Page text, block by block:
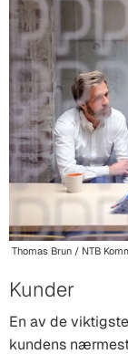
Thomas Brun / NTB
Kunder
En av de
kundens